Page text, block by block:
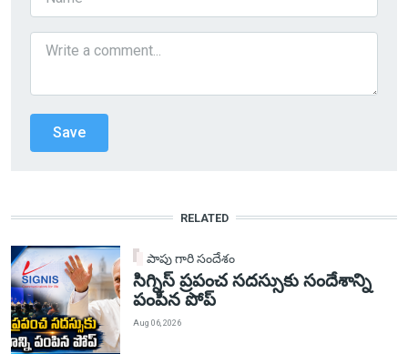
RELATED
పాపు గారి సందేశం
సిగ్నిస్ ప్రపంచ సదస్సుకు సందేశాన్ని
పంపిన పోప్
Aug 06, 2026